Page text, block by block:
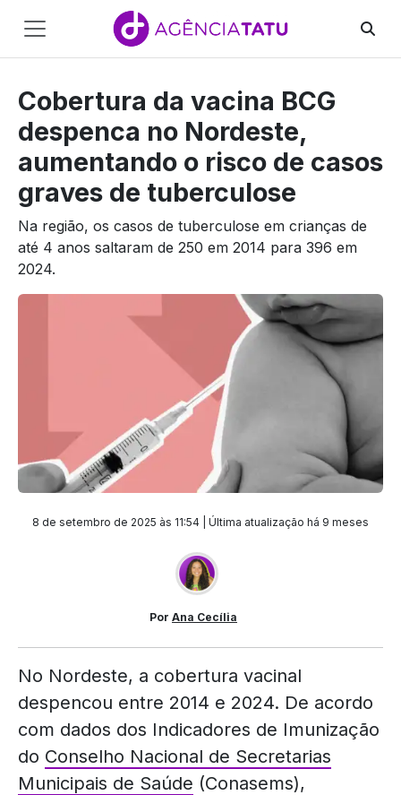
Pular para o conteúdo
Main
Navigation
Cobertura da vacina BCG
despenca no Nordeste,
aumentando o risco de casos
graves de tuberculose
Na região, os casos de tuberculose em crianças de
até 4 anos saltaram de 250 em 2014 para 396 em
2024.
8 de setembro de 2025 às 11:54 | Última atualização há 9 meses
Por Ana Cecília
No Nordeste, a cobertura vacinal
despencou entre 2014 e 2024. De acordo
com dados dos Indicadores de Imunização
do Conselho Nacional de Secretarias
Municipais de Saúde (Conasems),